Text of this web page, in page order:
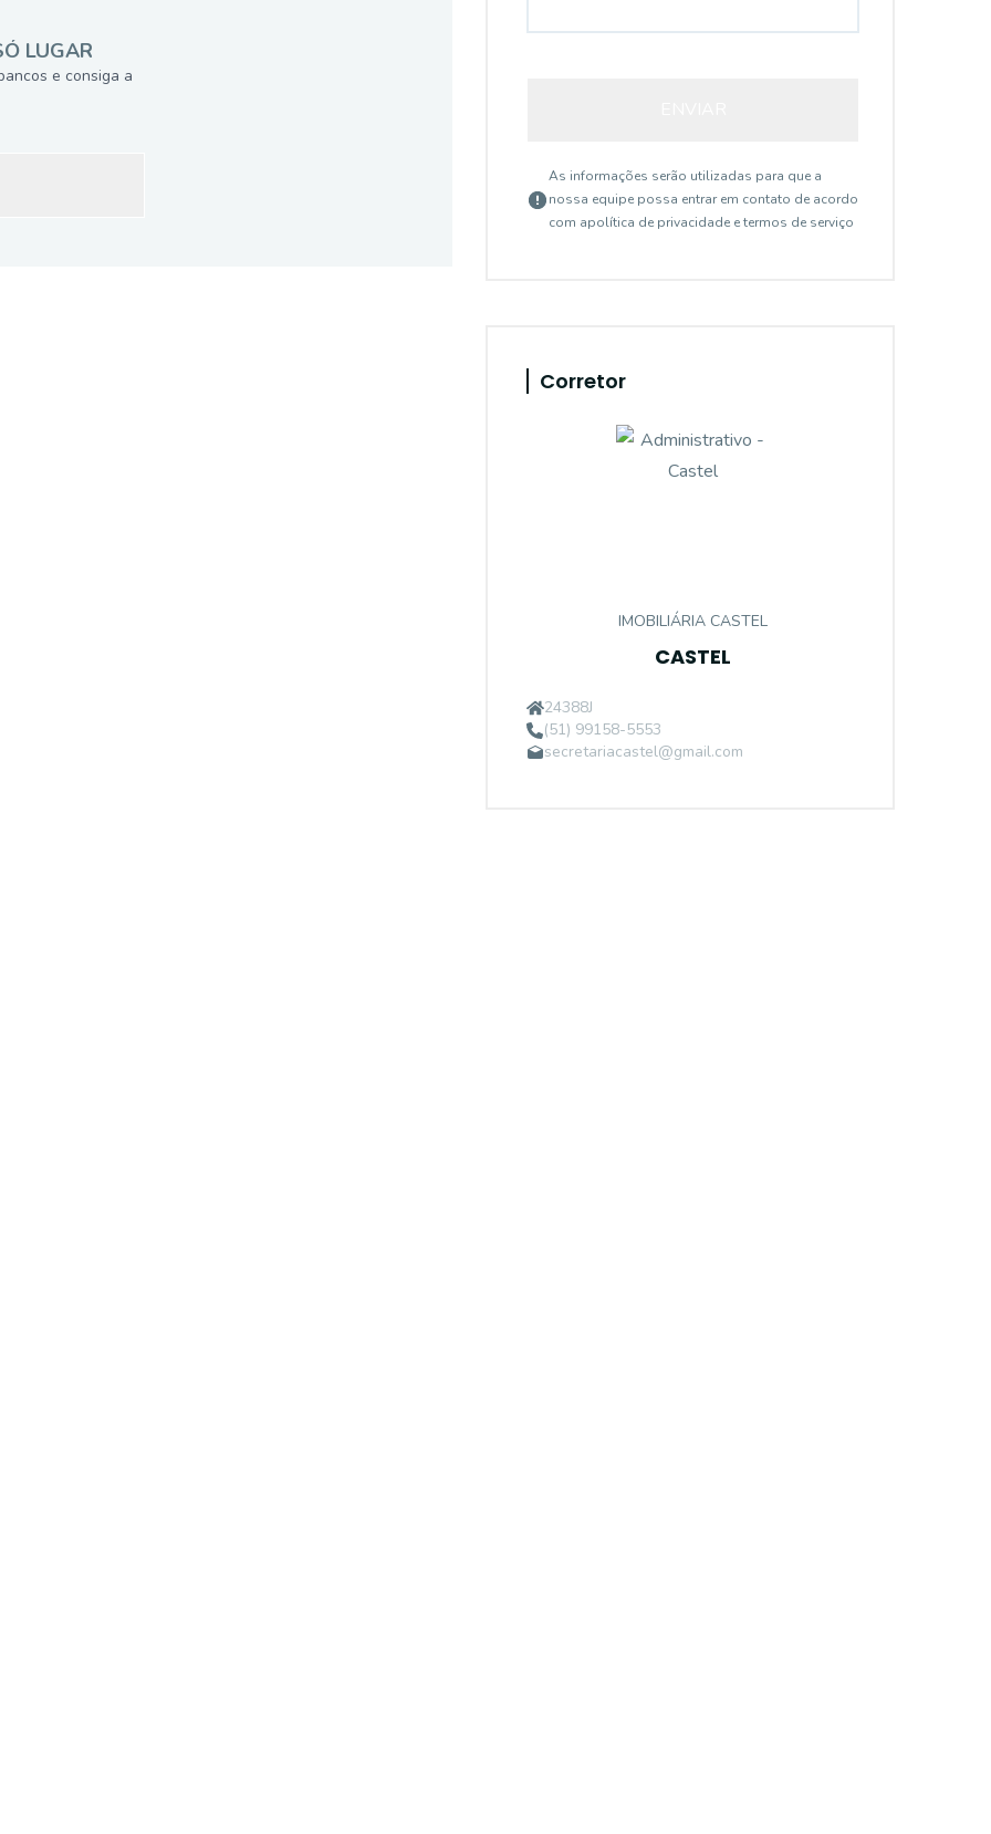
LUGAR
e consiga a
As informações serão utilizadas para que a
nossa equipe possa entrar em contato de acordo
com apolítica de privacidade e termos de serviço
Corretor
IMOBILIÁRIA CASTEL
CASTEL
24388J
(51) 99158-5553
secretariacastel@gmail.com